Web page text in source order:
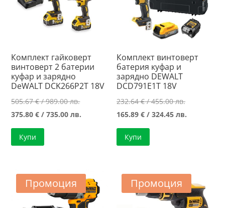
Комплект гайковерт
винтоверт 2 батерии
куфар и зарядно
DeWALT DCK266P2T 18V
505.67€/ 989.00 лв.Original
price
375.80€ / 735.00 лв.
735.00 лв..
Купи
Комплект винтоверт
батерия куфар и
зарядно DEWALT
DCD791E1T 18V
232.64€/ 455.00 лв.Original
price
165.89€ / 324.45 лв.
Купи
Промоция Промоция